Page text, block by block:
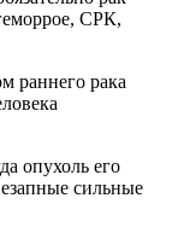
СРК,
раннего рака
опухоль его
сильные